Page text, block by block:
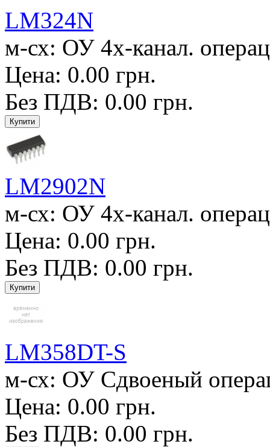
LM324N
м-сх: ОУ 4х-канал.
Цена: 0.00 грн.
Без ПДВ: 0.00 грн.
LM2902N
м-сх: ОУ 4х-канал.
Цена: 0.00 грн.
Без ПДВ: 0.00 грн.
LM358DT-S
м-сх: ОУ Сдвоеный
Цена: 0.00 грн.
Без ПДВ: 0.00 грн.